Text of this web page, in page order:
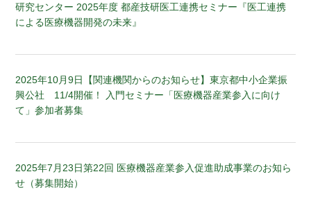
研究センター 2025年度 都産技研医工連携セミナー『医工連携
による医療機器開発の未来』
2025年10月9日
【関連機関からのお知らせ】東京都中小企業振
興公社 11/4開催！ 入門セミナー「医療機器産業参入に向け
て」参加者募集
2025年7月23日第22回 医療機器産業参入促進助成事業のお知ら
せ（募集開始）